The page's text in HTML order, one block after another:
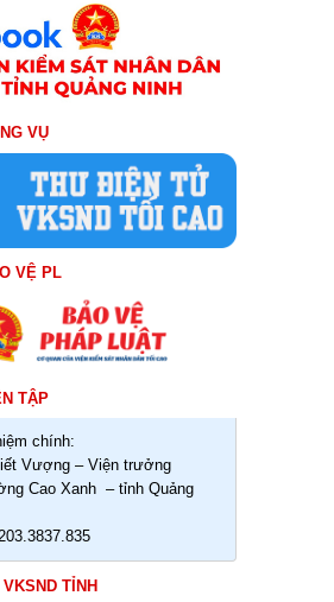
VỤ
VỆ PL
TẬP
chính:
Vượng – Viện trưởng
Cao Xanh – tỉnh Quảng
TỈNH